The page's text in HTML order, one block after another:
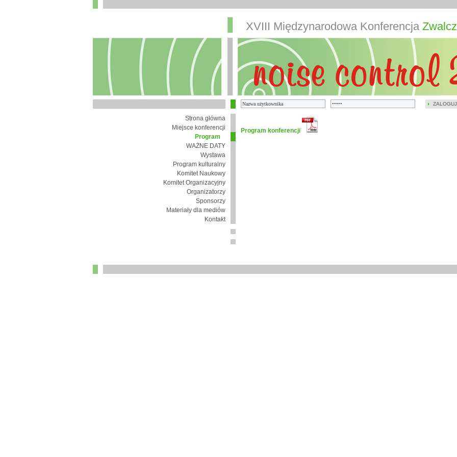
ZALOGUJ
XVIII Międzynarodowa Konferencja
Strona główna
Miejsce konferencji
Program
WAŻNE DATY
Wystawa
Program kulturalny
Komitet Naukowy
Komitet Organizacyjny
Organizatorzy
Sponsorzy
Materiały dla mediów
Kontakt
Program konferencji